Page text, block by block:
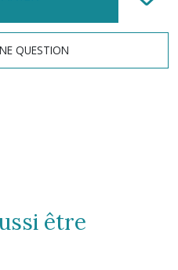
QUESTION
être